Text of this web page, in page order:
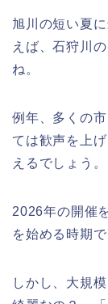
旭川の短い夏
えば、石狩川
ね。
例年、多くの
ては歓声を上
えるでしょう。
2026年の開催
を始める時期
しかし、大規